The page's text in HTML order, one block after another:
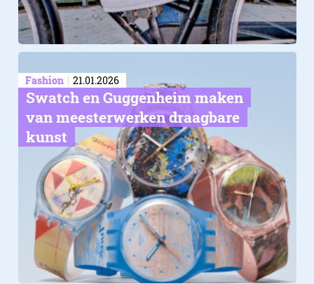
Fashion 21.01.2026
Swatch en Guggenheim maken
van meesterwerken draagbare
kunst